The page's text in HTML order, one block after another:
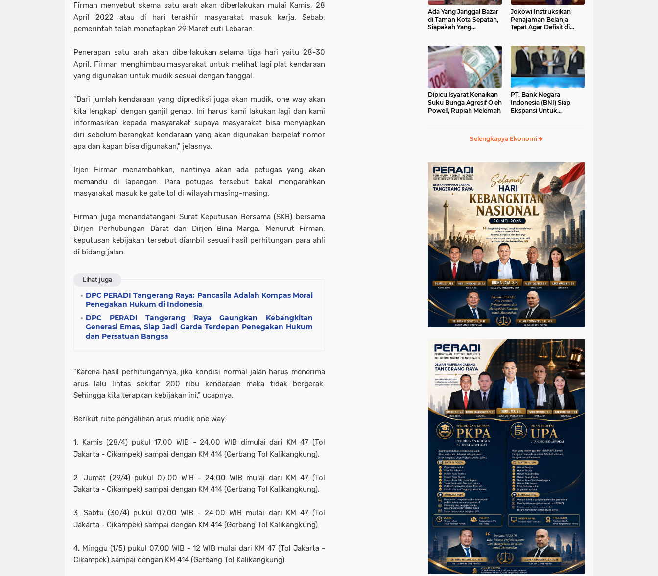
Firman menyebut skema satu arah akan diberlakukan mulai Kamis, 28
April 2022 atau di hari terakhir masyarakat masuk kerja. Sebab,
pemerintah telah menetapkan 29 Maret cuti Lebaran.
Penerapan satu arah akan diberlakukan selama tiga hari yaitu 28-30
April. Firman menghimbau masyarakat untuk melihat lagi plat kendaraan
yang digunakan untuk mudik sesuai dengan tanggal.
"Dari jumlah kendaraan yang diprediksi juga akan mudik, one way akan
kita lengkapi dengan ganjil genap. Ini harus kami lakukan lagi dan kami
informasikan kepada masyarakat supaya masyarakat bisa menyiapkan
diri sebelum berangkat kendaraan yang akan digunakan berpelat nomor
apa dan kapan bisa digunakan," jelasnya.
Irjen Firman menambahkan, nantinya akan ada petugas yang akan
memandu di lapangan. Para petugas tersebut bakal mengarahkan
masyarakat masuk ke gate tol di wilayah masing-masing.
Firman juga menandatangani Surat Keputusan Bersama (SKB) bersama
Dirjen Perhubungan Darat dan Dirjen Bina Marga. Menurut Firman,
keputusan kebijakan tersebut diambil sesuai hasil perhitungan para ahli
di bidang jalan.
Lihat juga
DPC PERADI Tangerang Raya: Pancasila Adalah Kompas Moral
Penegakan Hukum di Indonesia
DPC PERADI Tangerang Raya Gaungkan Kebangkitan
Generasi Emas, Siap Jadi Garda Terdepan Penegakan Hukum
dan Persatuan Bangsa
"Karena hasil perhitungannya, jika kondisi normal jalan harus menerima
arus lalu lintas sekitar 200 ribu kendaraan maka tidak bergerak.
Sehingga kita terapkan kebijakan ini," ucapnya.
Berikut rute pengalihan arus mudik one way:
1. Kamis (28/4) pukul 17.00 WIB - 24.00 WIB dimulai dari KM 47 (Tol
Jakarta - Cikampek) sampai dengan KM 414 (Gerbang Tol Kalikangkung).
2. Jumat (29/4) pukul 07.00 WIB - 24.00 WIB mulai dari KM 47 (Tol
Jakarta - Cikampek) sampai dengan KM 414 (Gerbang Tol Kalikangkung).
3. Sabtu (30/4) pukul 07.00 WIB - 24.00 WIB mulai dari KM 47 (Tol
Jakarta - Cikampek) sampai dengan KM 414 (Gerbang Tol Kalikangkung).
4. Minggu (1/5) pukul 07.00 WIB - 12 WIB mulai dari KM 47 (Tol Jakarta -
Cikampek) sampai dengan KM 414 (Gerbang Tol Kalikangkung).
Ada Yang Janggal Bazar
di Taman Kota Sepatan,
Siapakah Yang
Jokowi Instruksikan
Penajaman Belanja
Tepat Agar Defisit di
Dipicu Isyarat Kenaikan
Suku Bunga Agresif Oleh
Powell, Rupiah Melemah
PT. Bank Negara
Indonesia (BNI) Siap
Ekspansi Untuk
Selengkapya Ekonomi